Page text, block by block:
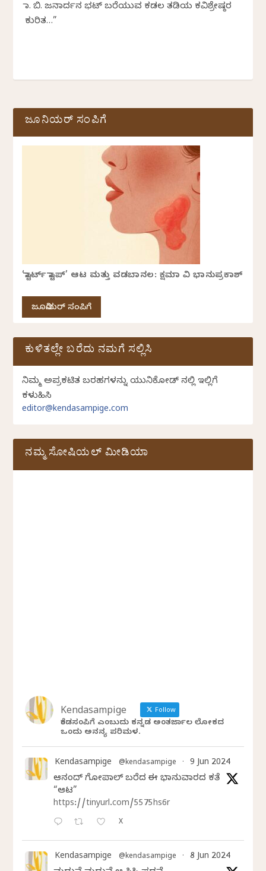
ಡಾ. ಬಿ. ಜನಾರ್ದನ ಭಟ್‌ ಬರೆಯುವ ಕಡಲ ತಡಿಯ ಕವಿಶ್ರೇಷ್ಠರ
ಕುರಿತ…”
ಜೂನಿಯರ್ ಸಂಪಿಗೆ
‘ಸ್ಟಾರ್ಟ್ ಸ್ಟಾಪ್’ ಆಟ ಮತ್ತು ವಡಬಾನಲ: ಕ್ಷಮಾ ವಿ ಭಾನುಪ್ರಕಾಶ್
ಜೂನಿಯರ್ ಸಂಪಿಗೆ
ಕುಳಿತಲ್ಲೇ ಬರೆದು ನಮಗೆ ಸಲ್ಲಿಸಿ
ನಿಮ್ಮ ಅಪ್ರಕಟಿತ ಬರಹಗಳನ್ನು ಯುನಿಕೋಡ್ ನಲ್ಲಿ ಇಲ್ಲಿಗೆ
ಕಳುಹಿಸಿ
editor@kendasampige.com
ನಮ್ಮ ಸೋಷಿಯಲ್‌ ಮೀಡಿಯಾ
Kendasampige Follow
ಕೆಂಡಸಂಪಿಗೆ ಎಂಬುದು ಕನ್ನಡ ಅಂತರ್ಜಾಲ ಲೋಕದ
ಒಂದು ಅನನ್ಯ ಪರಿಮಳ.
Kendasampige @kendasampige · 9 Jun 2024
ಆನಂದ್‌ ಗೋಪಾಲ್‌ ಬರೆದ ಈ ಭಾನುವಾರದ ಕತೆ
“ಆಟ”
https://tinyurl.com/5575hs6r
X
Kendasampige @kendasampige · 8 Jun 2024